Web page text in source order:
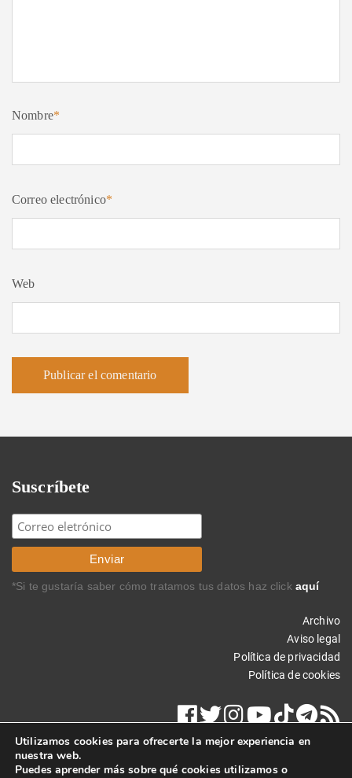
Nombre*
Correo electrónico*
Web
Suscríbete
*Si te gustaría saber cómo tratamos tus datos haz click aquí
Archivo
Aviso legal
Política de privacidad
Política de cookies
Utilizamos cookies para ofrecerte la mejor experiencia en
nuestra web.
Puedes aprender más sobre qué cookies utilizamos o